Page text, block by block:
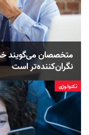
متخصصان می‌گویند
نگران‌کننده‌تر است
تکنولوژی